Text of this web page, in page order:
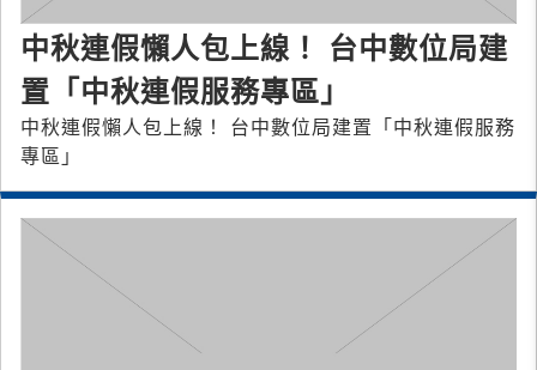
中秋連假懶人包上線！ 台中數位局建
置「中秋連假服務專區」
中秋連假懶人包上線！ 台中數位局建置「中秋連假服務
專區」